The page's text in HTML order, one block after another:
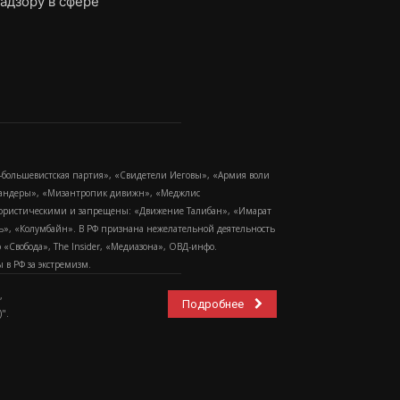
партия», «Свидетели Иеговы», «Армия воли
«Мизантропик дивижн», «Меджлис
и запрещены: «Движение Талибан», «Имарат
«Колумбайн». В РФ признана нежелательной деятельность
The Insider, «Медиазона», ОВД-инфо.
РФ за экстремизм.
Подробнее